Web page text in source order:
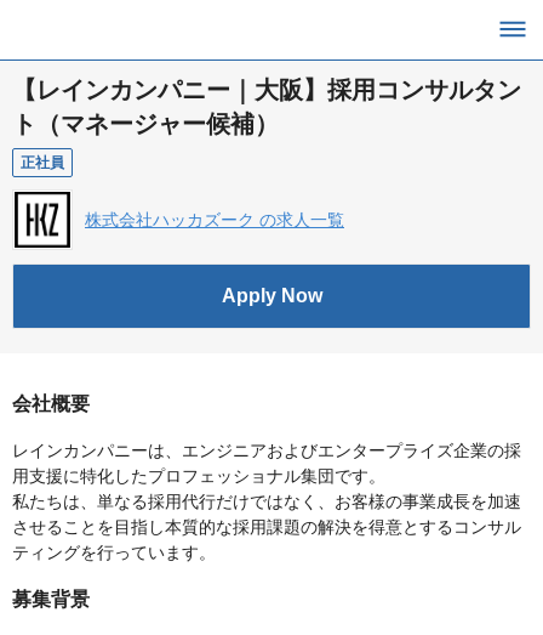
【レインカンパニー｜大阪】採用コンサルタン
ト（マネージャー候補）
正社員
株式会社ハッカズーク の求人一覧
Apply Now
会社概要
レインカンパニーは、エンジニアおよびエンタープライズ企業の採
用支援に特化したプロフェッショナル集団です。
私たちは、単なる採用代行だけではなく、お客様の事業成長を加速
させることを目指し本質的な採用課題の解決を得意とするコンサル
ティングを行っています。
募集背景